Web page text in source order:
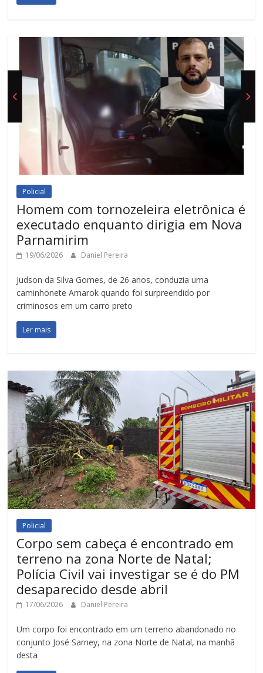
Policial
Homem com tornozeleira eletrônica é
executado enquanto dirigia em Nova
Parnamirim
19/06/2026 Daniel Pereira
Judson da Silva Gomes, de 26 anos, conduzia uma
caminhonete Amarok quando foi surpreendido por
criminosos em um carro preto
Ler mais
Policial
Corpo sem cabeça é encontrado em
terreno na zona Norte de Natal;
Polícia Civil vai investigar se é do PM
desaparecido desde abril
17/06/2026 Daniel Pereira
Um corpo foi encontrado em um terreno abandonado no
conjunto José Sarney, na zona Norte de Natal, na manhã
desta